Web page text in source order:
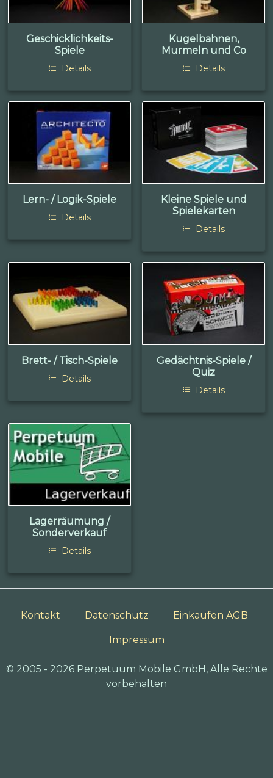
Geschicklichkeits-
Spiele
Details
Kugelbahnen,
Murmeln und Co
Details
Lern- / Logik-Spiele
Details
Kleine Spiele und
Spielekarten
Details
Brett- / Tisch-Spiele
Details
Gedächtnis-Spiele /
Quiz
Details
Lagerräumung /
Sonderverkauf
Details
Kontakt Datenschutz Einkaufen AGB
Impressum
© 2005 - 2026 Perpetuum Mobile GmbH, Alle Rechte
vorbehalten